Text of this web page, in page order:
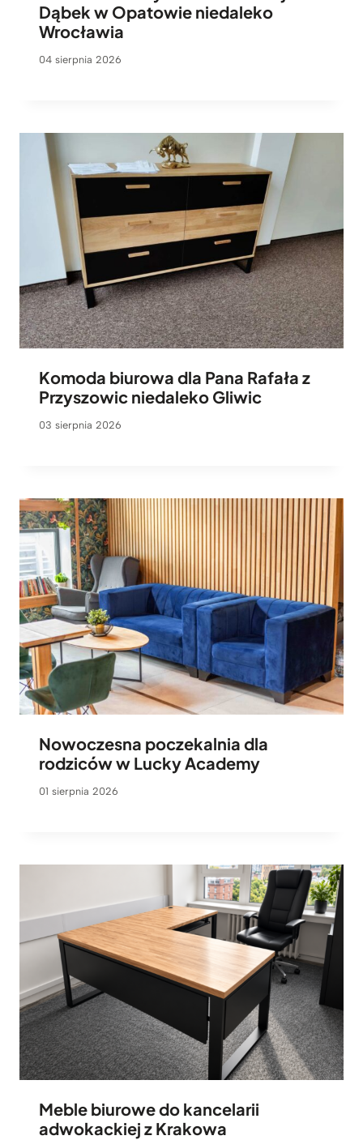
Dąbek w Opatowie niedaleko
Wrocławia
04 sierpnia 2026
Komoda biurowa dla Pana Rafała z
Przyszowic niedaleko Gliwic
03 sierpnia 2026
Nowoczesna poczekalnia dla
rodziców w Lucky Academy
01 sierpnia 2026
Meble biurowe do kancelarii
adwokackiej z Krakowa